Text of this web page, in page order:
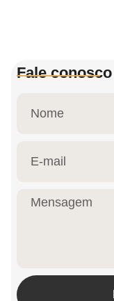
Fale conosco